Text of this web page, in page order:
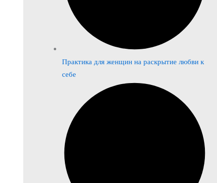
Практика для женщин на раскрытие любви к
себе